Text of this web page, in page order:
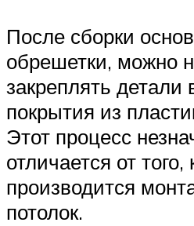
После сборки
обрешетки, можно
закреплять детали
покрытия из
Этот процесс
отличается от того,
производится
потолок.